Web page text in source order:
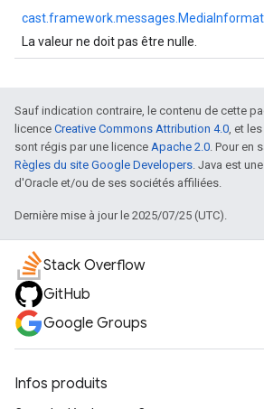
La valeur ne doit pas être nulle.
Sauf indication contraire, le contenu de cette
licence Creative Commons Attribution 4.0, et
sont régis par une licence Apache 2.0. Pour en
Règles du site Google Developers. Java est
d'Oracle et/ou de ses sociétés affiliées.
Dernière mise à jour le 2025/07/25 (UTC).
Stack Overflow
GitHub
Google Groups
Infos produits